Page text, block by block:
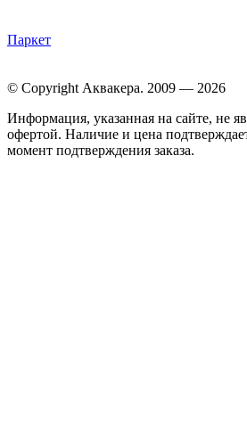
Паркет
© Copyright Аквакера. 2009 — 2026
Информация, указанная на сайте, не
офертой. Наличие и цена
момент подтверждения заказа.